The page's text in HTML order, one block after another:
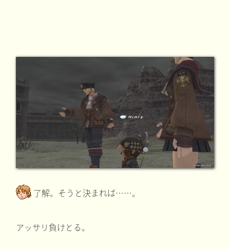
了解。そうと決まれば……。
アッサリ負けとる。